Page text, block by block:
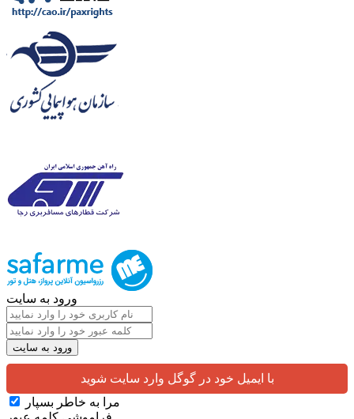
ورود به سایت
با ایمیل خود در گوگل وارد سایت شوید
مرا به خاطر بسپار